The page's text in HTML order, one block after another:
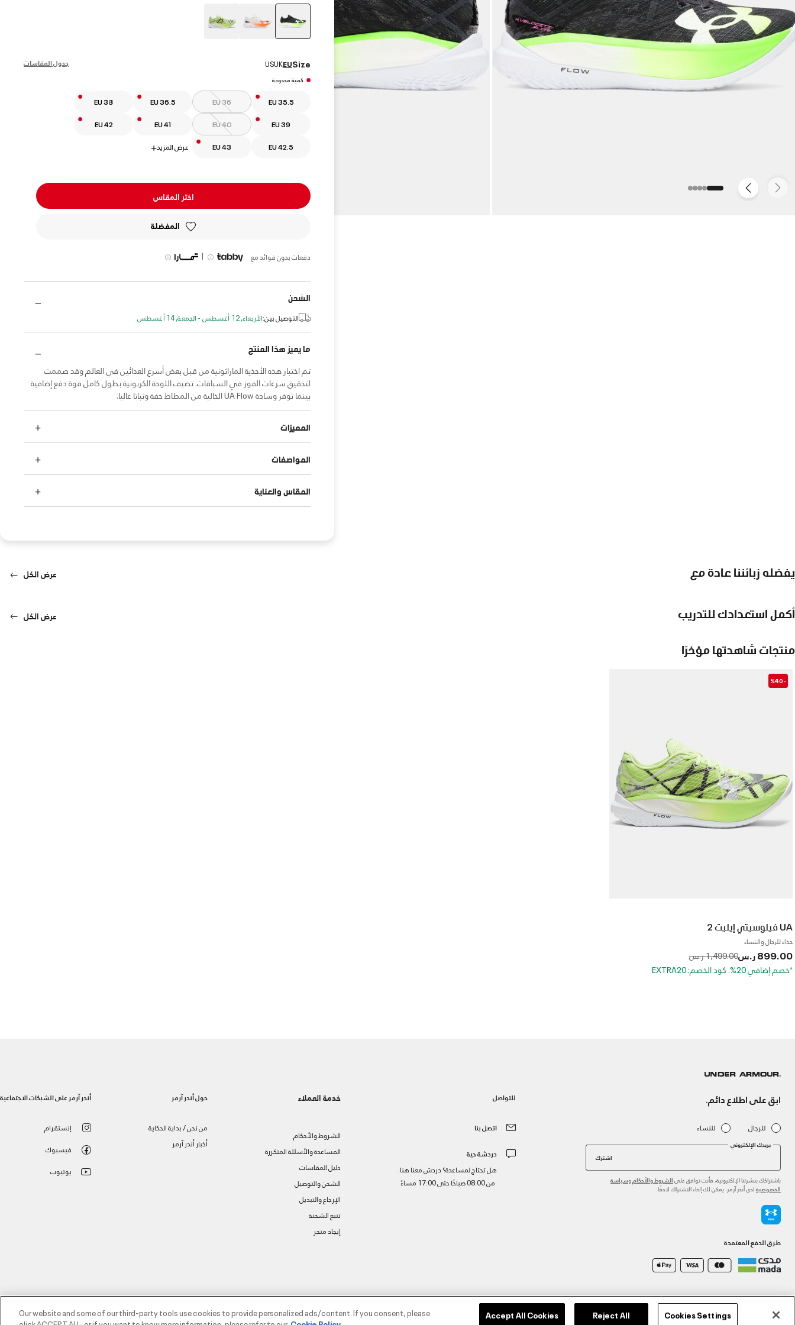
جدول المقاسات Size
EU
UK
US
كمية محدودة
EU 35.5
EU 36
EU 36.5
EU 38
EU 39
EU 40
EU 41
EU 42
EU 42.5
EU 43 عرض المزيد+
اختر المقاس
المفضلة
دفعات بدون فوائد مع |
الشحن
التوصيل بين:الأربعاء, 12 أغسطس - الجمعة, 14 أغسطس
ما يميز هذا المنتج
تم اختبار هذه الأحذية الماراثونية من قبل بعض أسرع العدائين في العالم وقد صممت
لتحقيق سرعات الفوز في السباقات. تضيف اللوحة الكربونية بطول كامل قوة دفع إضافية
بينما توفر وسادة UA Flow الخالية من المطاط خفة وثباتا عاليا.
المميزات
المواصفات
المقاس والعناية
يفضله زبائننا عادة مع عرض الكل
أكمل استعدادك للتدريب عرض الكل
منتجات شاهدتها مؤخرًا
-%40
UA فيلوسيتي إيليت 2
حذاء للرجال والنساء
899.00 ر.س Price reduced from
1,499.00 ر.س
to
*خصم إضافي 20%. كود الخصم: EXTRA20
ابق على اطلاع دائم.
للرجال للنساء
بريدك الإلكتروني
اشترك
باشتراكك بنشرتنا الإلكترونية، فأنت توافق على الشروط والأحكام وسياسة
الخصوصية لدى أندر آرمر. يمكن لك إلغاء الاشتراك لاحقًا.
طرق الدفع المعتمدة
للتواصل
اتصل بنا
دردشة حية
هل تحتاج لمساعدة؟ دردش معنا هنا.
من 08:00 صباحًا حتى 17:00 مساءً
خدمة العملاء
الشروط والأحكام
المساعدة والأسئلة المتكررة
دليل المقاسات
الشحن والتوصيل
الإرجاع والتبديل
تتبع الشحنة
إيجاد متجر
حول أندر آرمر
من نحن / بداية الحكاية
أخبار أندر آرمر
أندر آرمر على الشبكات الاجتماعية
إنستقرام
فيسبوك
يوتيوب
©2026 الحقوق محفوظة لشركة اثلوسيتي ش.ذ.م.م، سياسة الخصوصية/الشروط والأحكام/سياسة الكوكيز
Our website and some of our third-party tools use cookies to provide personalized ads/content. If you consent, please
Cookies Settings
Reject All
Accept All Cookies